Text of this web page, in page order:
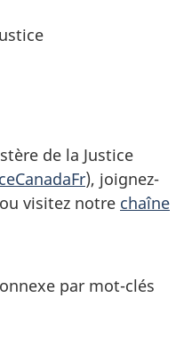
de la Justice
), joignez-
ou visitez notre chaîne
par mot-clés